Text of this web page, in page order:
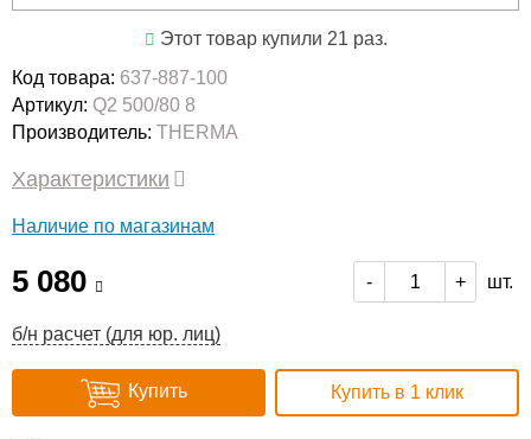
Этот товар купили 21 раз.
Код товара: 637-887-100
Артикул: Q2 500/80 8
Производитель: THERMA
Характеристики
Наличие по магазинам
5 080 - + шт.
б/н расчет (для юр. лиц)
Купить Купить в 1 клик